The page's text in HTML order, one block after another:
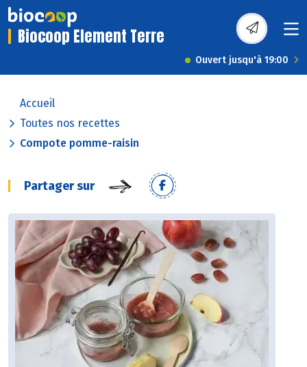
Biocoop Element Terre
Ouvert jusqu'à 19:00
Accueil
Toutes nos recettes
Compote pomme-raisin
Partager sur